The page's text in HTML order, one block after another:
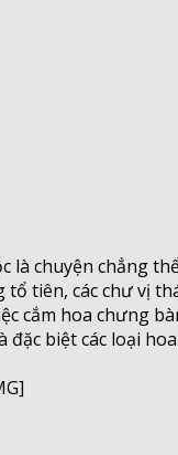
là chuyện chẳng
tiên, các chư vị
cắm hoa chưng
biệt các loại